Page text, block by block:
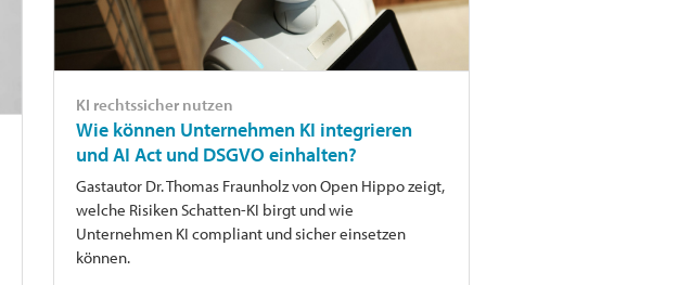
KI rechtssicher nutzen
Wie können Unternehmen KI integrieren
und AI Act und DSGVO einhalten?
Gastautor Dr. Thomas Fraunholz von Open Hippo zeigt,
welche Risiken Schatten-KI birgt und wie
Unternehmen KI compliant und sicher einsetzen
können.